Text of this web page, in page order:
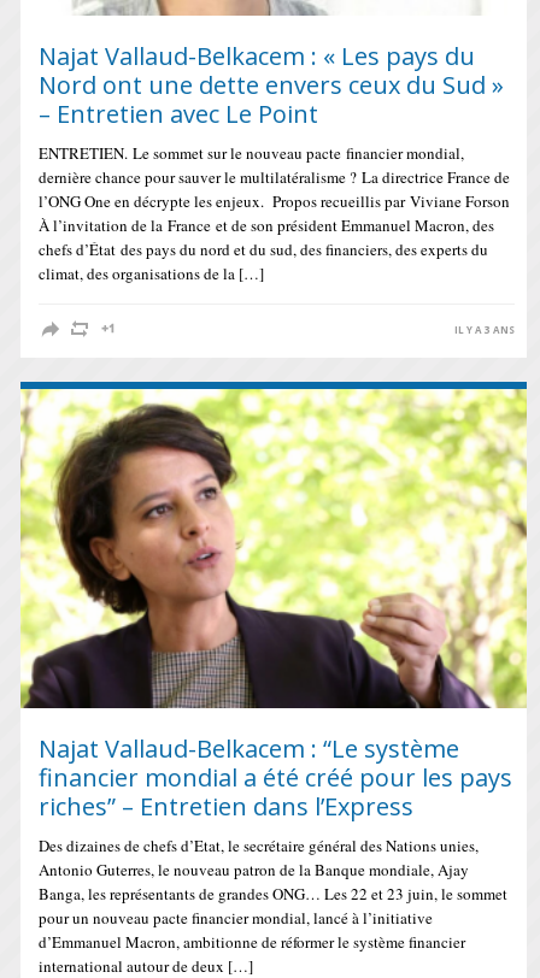
Najat Vallaud-Belkacem : « Les pays du
Nord ont une dette envers ceux du Sud »
– Entretien avec Le Point
ENTRETIEN. Le sommet sur le nouveau pacte financier mondial,
dernière chance pour sauver le multilatéralisme ? La directrice France de
l’ONG One en décrypte les enjeux. Propos recueillis par Viviane Forson
À l’invitation de la France et de son président Emmanuel Macron, des
chefs d’État des pays du nord et du sud, des financiers, des experts du
climat, des organisations de la […]
IL Y A 3 ANS
Najat Vallaud-Belkacem : “Le système
financier mondial a été créé pour les pays
riches” – Entretien dans l’Express
Des dizaines de chefs d’Etat, le secrétaire général des Nations unies,
Antonio Guterres, le nouveau patron de la Banque mondiale, Ajay
Banga, les représentants de grandes ONG… Les 22 et 23 juin, le sommet
pour un nouveau pacte financier mondial, lancé à l’initiative
d’Emmanuel Macron, ambitionne de réformer le système financier
international autour de deux […]